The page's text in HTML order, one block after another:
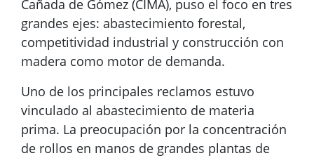
Cañada de Gómez (CIMA), puso el foco en tres
grandes ejes: abastecimiento forestal,
competitividad industrial y construcción con
madera como motor de demanda.
Uno de los principales reclamos estuvo
vinculado al abastecimiento de materia
prima. La preocupación por la concentración
de rollos en manos de grandes plantas de